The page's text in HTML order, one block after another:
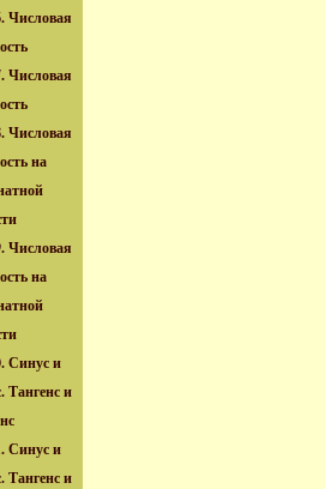
Числовая
Числовая
Числовая
на
Числовая
на
Синус и
Тангенс и
Синус и
Тангенс и